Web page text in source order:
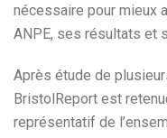
nécessaire pour mieux
ANPE, ses résultats et
Après étude de
BristolReport est
représentatif de